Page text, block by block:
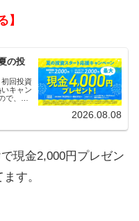
】
の投
初回投資
キャン
で、使
2026.08.08
現金2,000円プレゼン
す。